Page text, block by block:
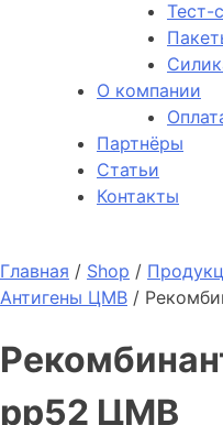
Тест-
О компании
Партнёры
Статьи
Контакты
Главная / Shop /
Антигены ЦМВ /
рр52 ЦМВ